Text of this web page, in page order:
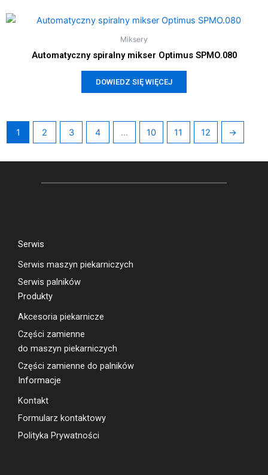
Miksery
Automatyczny spiralny mikser Optimus SPMO.080
DOWIEDZ SIĘ WIĘCEJ
1 2 3 4 … 10 11 12 →
Serwis
Serwis maszyn piekarniczych
Serwis palników
Produkty
Akcesoria piekarnicze
Części zamienne
do maszyn piekarniczych
Części zamienne do palników
Informacje
Kontakt
Formularz kontaktowy
Polityka Prywatności